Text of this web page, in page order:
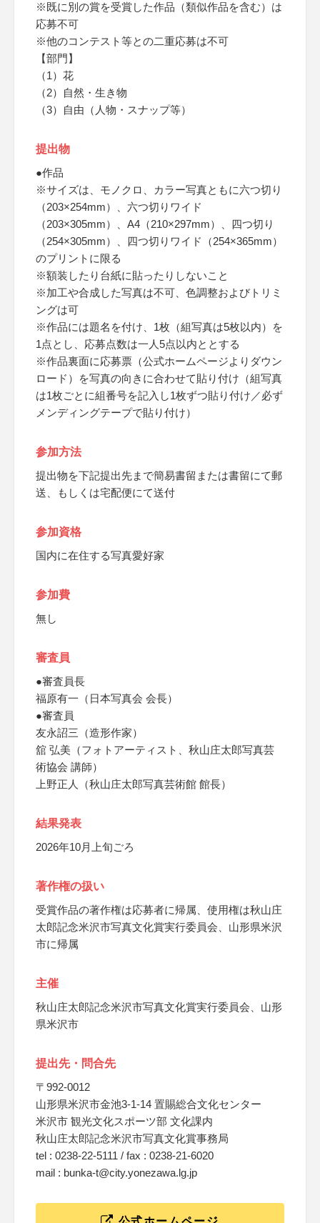
※既に別の賞を受賞した作品（類似作品を含む）は
応募不可
※他のコンテスト等との二重応募は不可
【部門】
（1）花
（2）自然・生き物
（3）自由（人物・スナップ等）
提出物
●作品
※サイズは、モノクロ、カラー写真ともに六つ切り
（203×254mm）、六つ切りワイド
（203×305mm）、A4（210×297mm）、四つ切り
（254×305mm）、四つ切りワイド（254×365mm）
のプリントに限る
※額装したり台紙に貼ったりしないこと
※加工や合成した写真は不可、色調整およびトリミ
ングは可
※作品には題名を付け、1枚（組写真は5枚以内）を
1点とし、応募点数は一人5点以内ととする
※作品裏面に応募票（公式ホームページよりダウン
ロード）を写真の向きに合わせて貼り付け（組写真
は1枚ごとに組番号を記入し1枚ずつ貼り付け／必ず
メンディングテープで貼り付け）
参加方法
提出物を下記提出先まで簡易書留または書留にて郵
送、もしくは宅配便にて送付
参加資格
国内に在住する写真愛好家
参加費
無し
審査員
●審査員長
福原有一（日本写真会 会長）
●審査員
友永詔三（造形作家）
舘 弘美（フォトアーティスト、秋山庄太郎写真芸
術協会 講師）
上野正人（秋山庄太郎写真芸術館 館長）
結果発表
2026年10月上旬ごろ
著作権の扱い
受賞作品の著作権は応募者に帰属、使用権は秋山庄
太郎記念米沢市写真文化賞実行委員会、山形県米沢
市に帰属
主催
秋山庄太郎記念米沢市写真文化賞実行委員会、山形
県米沢市
提出先・問合先
〒992-0012
山形県米沢市金池3-1-14 置賜総合文化センター
米沢市 観光文化スポーツ部 文化課内
秋山庄太郎記念米沢市写真文化賞事務局
tel : 0238-22-5111 / fax : 0238-21-6020
mail : bunka-t@city.yonezawa.lg.jp